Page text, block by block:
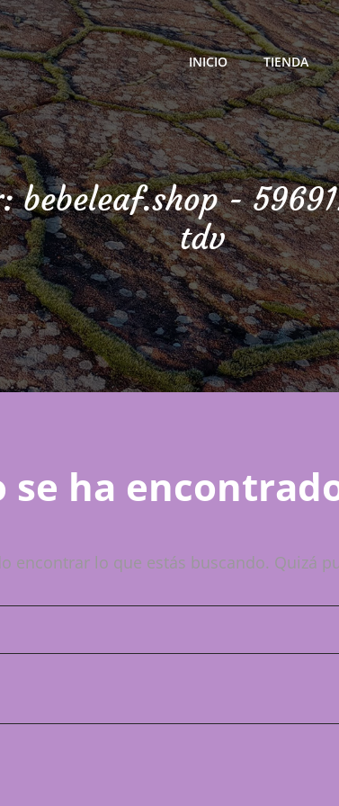
Calidad
INICIO TIENDA
bebeleaf.shop -
tdv
se ha
encontrar lo que estás buscando. Quizá